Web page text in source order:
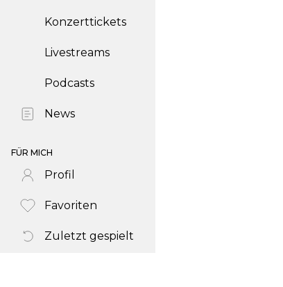
Konzerttickets
Livestreams
Podcasts
News
FÜR MICH
Profil
Favoriten
Zuletzt gespielt